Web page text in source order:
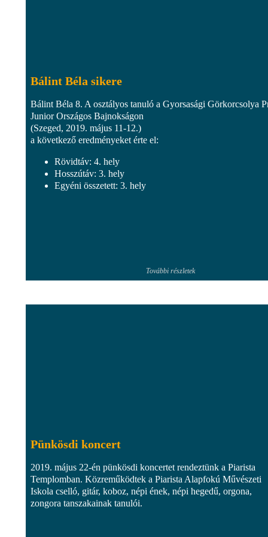
Bálint Béla sikere
Bálint Béla 8. A osztályos tanuló a Gyorsasági Görkorcsolya
Junior Országos Bajnokságon
(Szeged, 2019. május 11-12.)
a következő eredményeket érte el:
Rövidtáv: 4. hely
Hosszútáv: 3. hely
Egyéni összetett: 3. hely
További részletek
Pünkösdi koncert
2019. május 22-én pünkösdi koncertet rendeztünk a Piarista
Templomban. Közreműködtek a Piarista Alapfokú Művészeti
Iskola cselló, gitár, koboz, népi ének, népi hegedű, orgona,
zongora tanszakainak tanulói.